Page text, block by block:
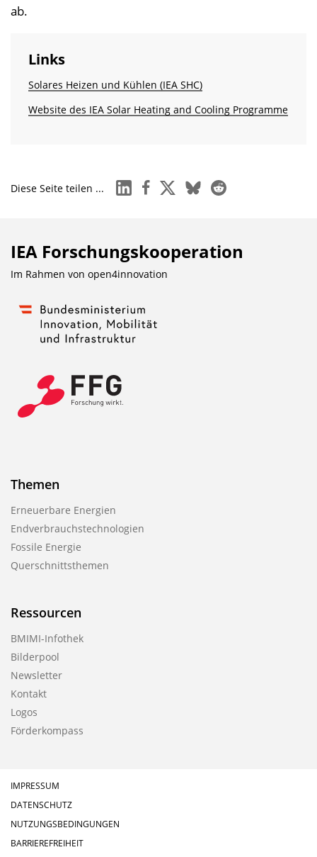
ab.
Links
Solares Heizen und Kühlen (IEA SHC)
Website des IEA Solar Heating and Cooling Programme
Diese Seite teilen ... linkedinfacebook
x blueskyreddit
IEA Forschungs­kooperation
Im Rahmen von open4innovation
Themen
Erneuerbare Energien
Endverbrauchstechnologien
Fossile Energie
Querschnittsthemen
Ressourcen
BMIMI-Infothek
Bilderpool
Newsletter
Kontakt
Logos
Förderkompass
IMPRESSUM
DATENSCHUTZ
NUTZUNGSBEDINGUNGEN
BARRIEREFREIHEIT